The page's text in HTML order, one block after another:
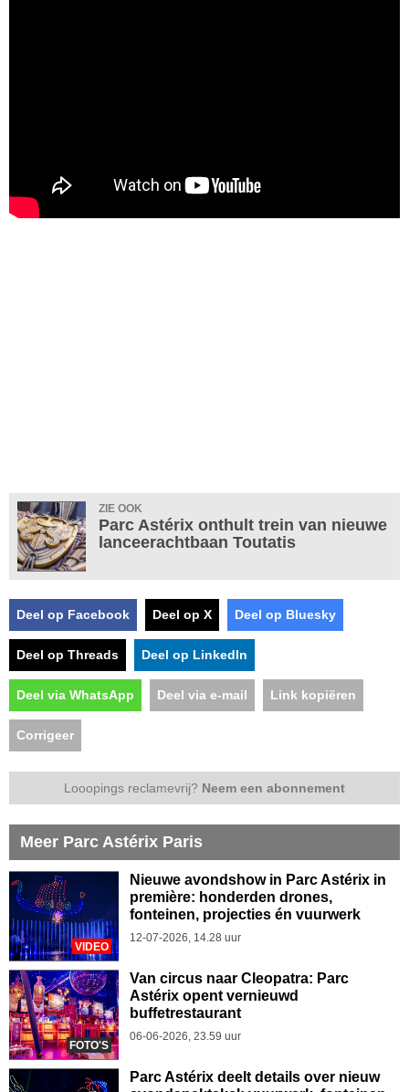
ZIE OOK
Parc Astérix onthult trein van nieuwe
lanceerachtbaan Toutatis
Deel op Facebook Deel op X Deel op Bluesky
Deel op Threads Deel op LinkedIn
Deel via WhatsApp Deel via e-mail Link kopiëren
Corrigeer
Looopings reclamevrij? Neem een abonnement
Meer Parc Astérix Paris
VIDEO
Nieuwe avondshow in Parc Astérix in
première: honderden drones,
fonteinen, projecties én vuurwerk
12-07-2026, 14.28 uur
FOTO'S
Van circus naar Cleopatra: Parc
Astérix opent vernieuwd
buffetrestaurant
06-06-2026, 23.59 uur
Parc Astérix deelt details over nieuw